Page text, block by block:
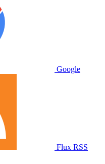
Google
Flux RSS